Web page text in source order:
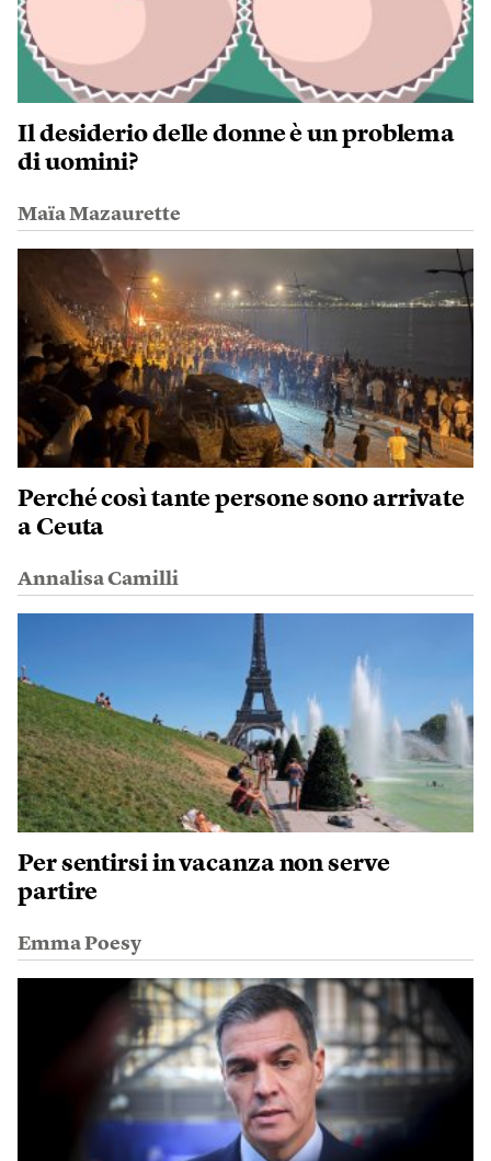
Il desiderio delle donne è un problema
di uomini?
Maïa Mazaurette
Perché così tante persone sono arrivate
a Ceuta
Annalisa Camilli
Per sentirsi in vacanza non serve
partire
Emma Poesy